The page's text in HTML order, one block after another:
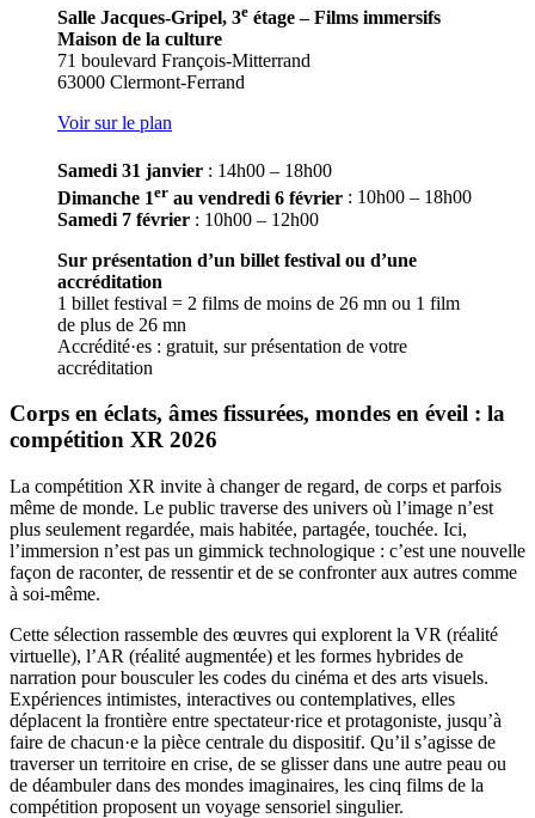
Salle Jacques-Gripel, 3e étage – Films immersifs
Maison de la culture
71 boulevard François-Mitterrand
63000 Clermont-Ferrand
Voir sur le plan
Samedi 31 janvier : 14h00 – 18h00
Dimanche 1er au vendredi 6 février : 10h00 – 18h00
Samedi 7 février : 10h00 – 12h00
Sur présentation d’un billet festival ou d’une
accréditation
1 billet festival = 2 films de moins de 26 mn ou 1 film
de plus de 26 mn
Accrédité·es : gratuit, sur présentation de votre
accréditation
Corps en éclats, âmes fissurées, mondes en éveil : la
compétition XR 2026
La compétition XR invite à changer de regard, de corps et parfois
même de monde. Le public traverse des univers où l’image n’est
plus seulement regardée, mais habitée, partagée, touchée. Ici,
l’immersion n’est pas un gimmick technologique : c’est une nouvelle
façon de raconter, de ressentir et de se confronter aux autres comme
à soi-même.​
Cette sélection rassemble des œuvres qui explorent la VR (réalité
virtuelle), l’AR (réalité augmentée) et les formes hybrides de
narration pour bousculer les codes du cinéma et des arts visuels.
Expériences intimistes, interactives ou contemplatives, elles
déplacent la frontière entre spectateur·rice et protagoniste, jusqu’à
faire de chacun·e la pièce centrale du dispositif. Qu’il s’agisse de
traverser un territoire en crise, de se glisser dans une autre peau ou
de déambuler dans des mondes imaginaires, les cinq films de la
compétition proposent un voyage sensoriel singulier.​